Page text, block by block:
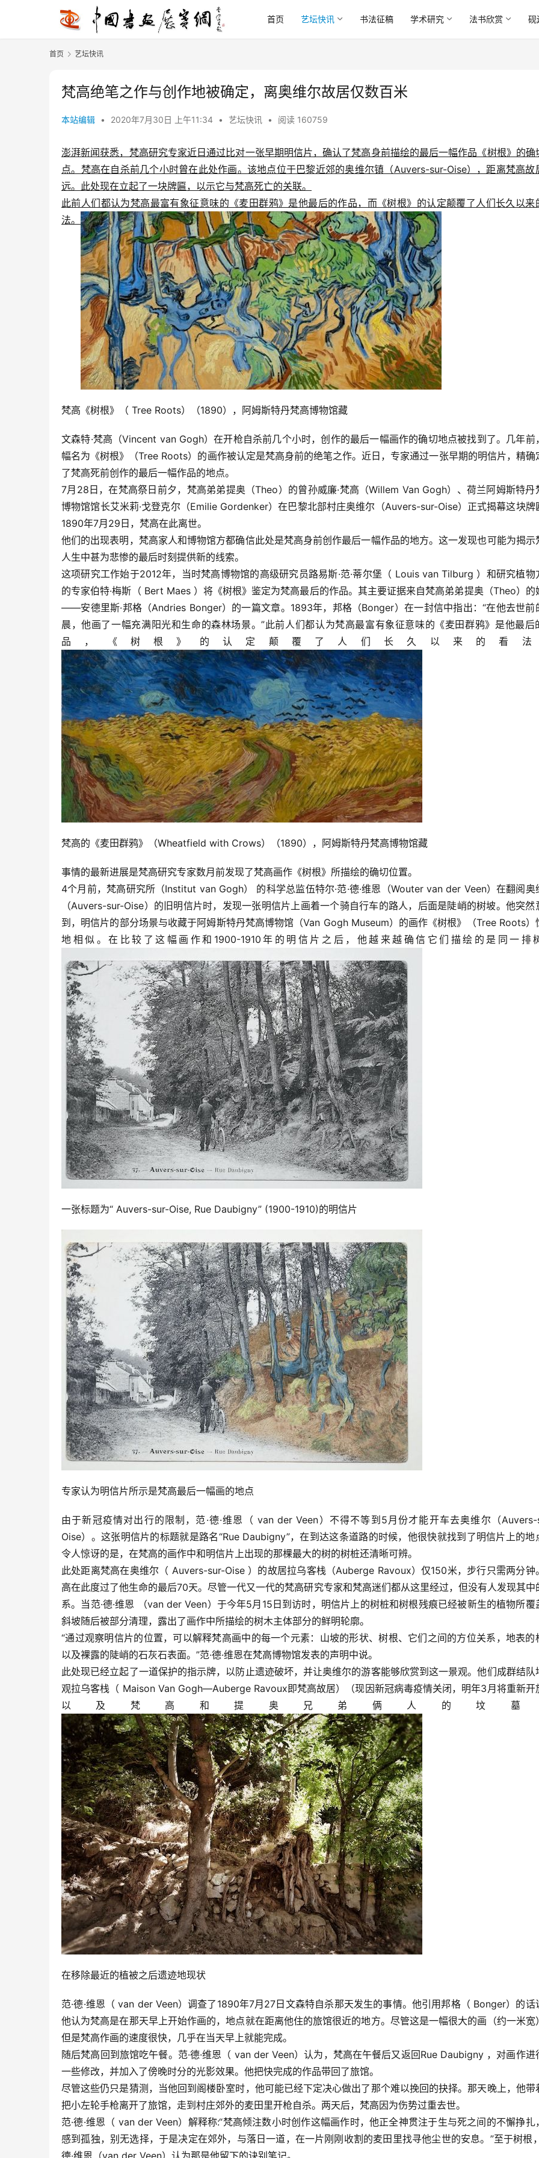
首页 艺坛快讯 书法征稿 学术研究 法书欣赏 砚
首页 艺坛快讯
梵高绝笔之作与创作地被确定，离奥维尔故居仅数百米
本站编辑 • 2020年7月30日 上午11:34 • 艺坛快讯 • 阅读 160759
澎湃新闻获悉，梵高研究专家近日通过比对一张早期明信片，确认了梵高身前描绘的最后一幅作品《树根》的确
点。梵高在自杀前几个小时曾在此处作画。该地点位于巴黎近郊的奥维尔镇（Auvers-sur-Oise），距离梵高故
远。此处现在立起了一块牌匾，以示它与梵高死亡的关联。
此前人们都认为梵高最富有象征意味的《麦田群鸦》是他最后的作品，而《树根》的认定颠覆了人们长久以来
法。
梵高《树根》（ Tree Roots）（1890），阿姆斯特丹梵高博物馆藏
文森特·梵高（Vincent van Gogh）在开枪自杀前几个小时，创作的最后一幅画作的确切地点被找到了。几年前
幅名为《树根》（Tree Roots）的画作被认定是梵高身前的绝笔之作。近日，专家通过一张早期的明信片，精确
了梵高死前创作的最后一幅作品的地点。
7月28日，在梵高祭日前夕，梵高弟弟提奥（Theo）的曾孙威廉·梵高（Willem Van Gogh）、荷兰阿姆斯特丹
博物馆馆长艾米莉·戈登克尔（Emilie Gordenker）在巴黎北部村庄奥维尔（Auvers-sur-Oise）正式揭幕这块牌
1890年7月29日，梵高在此离世。
他们的出现表明，梵高家人和博物馆方都确信此处是梵高身前创作最后一幅作品的地方。这一发现也可能为揭示
人生中甚为悲惨的最后时刻提供新的线索。
这项研究工作始于2012年，当时梵高博物馆的高级研究员路易斯·范·蒂尔堡（ Louis van Tilburg ）和研究植物
的专家伯特·梅斯（ Bert Maes ）将《树根》鉴定为梵高最后的作品。其主要证据来自梵高弟弟提奥（Theo）的
——安德里斯·邦格（Andries Bonger）的一篇文章。1893年，邦格（Bonger）在一封信中指出：“在他去世前
晨，他画了一幅充满阳光和生命的森林场景。”此前人们都认为梵高最富有象征意味的《麦田群鸦》是他最后
品，《树根》的认定颠覆了人们长久以来的看法
梵高的《麦田群鸦》（Wheatfield with Crows）（1890），阿姆斯特丹梵高博物馆藏
事情的最新进展是梵高研究专家数月前发现了梵高画作《树根》所描绘的确切位置。
4个月前，梵高研究所（Institut van Gogh） 的科学总监伍特尔·范·德·维恩（Wouter van der Veen）在翻阅奥
（Auvers-sur-Oise）的旧明信片时，发现一张明信片上画着一个骑自行车的路人，后面是陡峭的树坡。他突然
到，明信片的部分场景与收藏于阿姆斯特丹梵高博物馆（Van Gogh Museum）的画作《树根》（Tree Roots）
地相似。在比较了这幅画作和1900-1910年的明信片之后，他越来越确信它们描绘的是同一排
一张标题为“ Auvers-sur-Oise, Rue Daubigny” (1900-1910)的明信片
专家认为明信片所示是梵高最后一幅画的地点
由于新冠疫情对出行的限制，范·德·维恩（ van der Veen）不得不等到5月份才能开车去奥维尔（
Oise）。这张明信片的标题就是路名“Rue Daubigny”，在到达这条道路的时候，他很快就找到了明信片上的地
令人惊讶的是，在梵高的画作中和明信片上出现的那棵最大的树的树桩还清晰可辨。
此处距离梵高在奥维尔（ Auvers-sur-Oise ）的故居拉乌客栈（Auberge Ravoux）仅150米，步行只需两分钟
高在此度过了他生命的最后70天。尽管一代又一代的梵高研究专家和梵高迷们都从这里经过，但没有人发现其中
系。当范·德·维恩 （van der Veen）于今年5月15日到访时，明信片上的树桩和树根残痕已经被新生的植物所覆
斜坡随后被部分清理，露出了画作中所描绘的树木主体部分的鲜明轮廓。
“通过观察明信片的位置，可以解释梵高画中的每一个元素：山坡的形状、树根、它们之间的方位关系，地表的
以及裸露的陡峭的石灰石表面。”范·德·维恩在梵高博物馆发表的声明中说。
此处现已经立起了一道保护的指示牌，以防止遗迹破坏，并让奥维尔的游客能够欣赏到这一景观。他们成群结队
观拉乌客栈（ Maison Van Gogh—Auberge Ravoux即梵高故居）（现因新冠病毒疫情关闭，明年3月将重新开
以及梵高和提奥兄弟俩人的坟墓
在移除最近的植被之后遗迹地现状
范·德·维恩（ van der Veen）调查了1890年7月27日文森特自杀那天发生的事情。他引用邦格（ Bonger）的话
他认为梵高是在那天早上开始作画的，地点就在距离他住的旅馆很近的地方。尽管这是一幅很大的画（约一米宽
但是梵高作画的速度很快，几乎在当天早上就能完成。
随后梵高回到旅馆吃午餐。范·德·维恩（ van der Veen）认为，梵高在午餐后又返回Rue Daubigny ，对画作进
一些修改，并加入了傍晚时分的光影效果。他把快完成的作品带回了旅馆。
尽管这些仍只是猜测，当他回到阁楼卧室时，他可能已经下定决心做出了那个难以挽回的抉择。那天晚上，他带
把小左轮手枪离开了旅馆，走到村庄郊外的麦田里开枪自杀。两天后，梵高因为伤势过重去世。
范·德·维恩（ van der Veen）解释称:“梵高倾注数小时创作这幅画作时，他正全神贯注于生与死之间的不懈挣扎
感到孤独，别无选择，于是决定在郊外，与落日一道，在一片刚刚收割的麦田里找寻他尘世的安息。”至于树根